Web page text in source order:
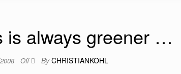
is always greener …
Off By CHRISTIANKOHL